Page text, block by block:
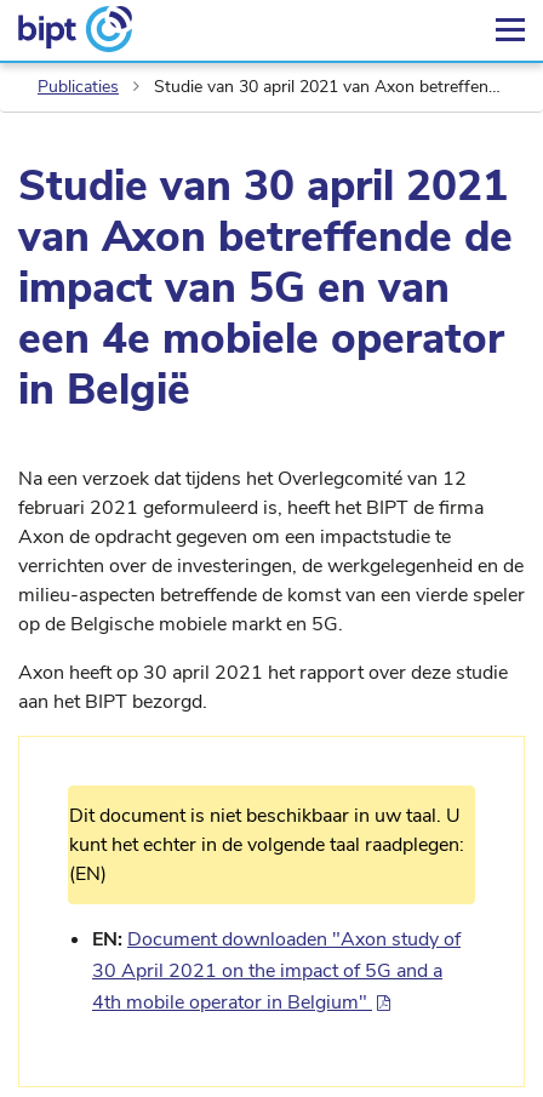
Publicaties Studie van 30 april 2021 van Axon betreffende de impact van 5G en van een 4e mobiele operator in België
Studie van 30 april 2021
van Axon betreffende de
impact van 5G en van
een 4e mobiele operator
in België
Na een verzoek dat tijdens het Overlegcomité van 12
februari 2021 geformuleerd is, heeft het BIPT de firma
Axon de opdracht gegeven om een impactstudie te
verrichten over de investeringen, de werkgelegenheid en de
milieu-aspecten betreffende de komst van een vierde speler
op de Belgische mobiele markt en 5G.
Axon heeft op 30 april 2021 het rapport over deze studie
aan het BIPT bezorgd.
Dit document is niet beschikbaar in uw taal. U
kunt het echter in de volgende taal raadplegen:
(EN)
EN: Document downloaden "Axon study of
30 April 2021 on the impact of 5G and a
4th mobile operator in Belgium"